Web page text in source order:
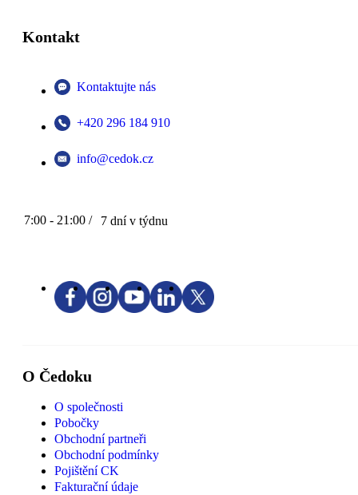
Kontakt
Kontaktujte nás
+420 296 184 910
info@cedok.cz
7:00 - 21:00 / 7 dní v týdnu
O Čedoku
O společnosti
Pobočky
Obchodní partneři
Obchodní podmínky
Pojištění CK
Fakturační údaje